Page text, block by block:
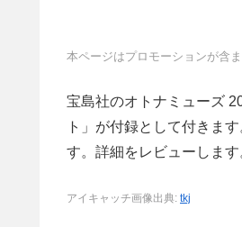
本ページはプロモーションが含
宝島社のオトナミューズ
ト」が付録として付きま
す。詳細をレビューします
アイキャッチ画像出典: tkj